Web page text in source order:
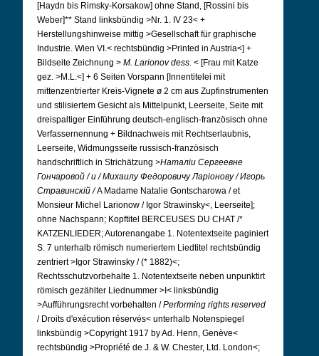
[Haydn bis Rimsky-Korsakow] ohne Stand, [Rossini bis
Weber]** Stand linksbündig >Nr. 1. IV 23< +
Herstellungshinweise mittig >Gesellschaft für graphische
Industrie. Wien VI.< rechtsbündig >Printed in Austria<] +
Bildseite Zeichnung > M. Larionov dess. < [Frau mit Katze
gez. >M.L.<] + 6 Seiten Vorspann [Innentitelei mit
mittenzentrierter Kreis-Vignete ø 2 cm aus Zupfinstrumenten
und stilisiertem Gesicht als Mittelpunkt, Leerseite, Seite mit
dreispaltiger Einführung deutsch-englisch-französisch ohne
Verfassernennung + Bildnachweis mit Rechtserlaubnis,
Leerseite, Widmungsseite russisch-französisch
handschriftlich in Strichätzung >Наталiи Сергеевне
Гончаровой / и / Михаилу Федоровичу Ларiонову / Игорь
Стравинскiй / A Madame Natalie Gontscharowa / et
Monsieur Michel Larionow / Igor Strawinsky<, Leerseite];
ohne Nachspann; Kopftitel BERCEUSES DU CHAT /*
KATZENLIEDER; Autorenangabe 1. Notentextseite paginiert
S. 7 unterhalb römisch numeriertem Liedtitel rechtsbündig
zentriert >Igor Strawinsky / (* 1882)<;
Rechtsschutzvorbehalte 1. Notentextseite neben unpunktirt
römisch gezählter Liednummer >I< linksbündig
>Aufführungsrecht vorbehalten /Performing rights reserved
/ Droits d'exécution réservés< unterhalb Notenspiegel
linksbündig >Copyright 1917 by Ad. Henn, Genève<
rechtsbündig >Propriété de J. & W. Chester, Ltd. London<;